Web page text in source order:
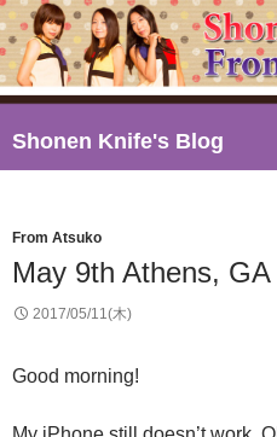
Shonen Knife's Blog
索
ン
ツ
へ
キ
プ
From Atsuko
May 9th Athens,
2017/05/11(木)
Good morning!